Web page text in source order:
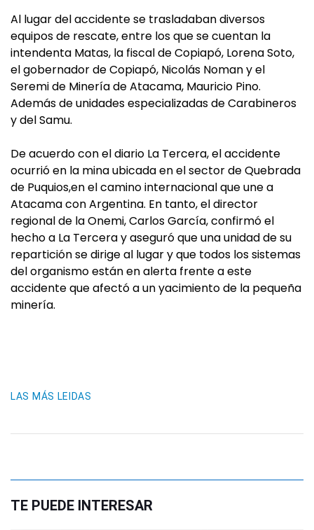
Al lugar del accidente se trasladaban diversos
equipos de rescate, entre los que se cuentan la
intendenta Matas, la fiscal de Copiapó, Lorena Soto,
el gobernador de Copiapó, Nicolás Noman y el
Seremi de Minería de Atacama, Mauricio Pino.
Además de unidades especializadas de Carabineros
y del Samu.
De acuerdo con el diario La Tercera, el accidente
ocurrió en la mina ubicada en el sector de Quebrada
de Puquios,en el camino internacional que une a
Atacama con Argentina. En tanto, el director
regional de la Onemi, Carlos García, confirmó el
hecho a La Tercera y aseguró que una unidad de su
repartición se dirige al lugar y que todos los sistemas
del organismo están en alerta frente a este
accidente que afectó a un yacimiento de la pequeña
minería.
LAS MÁS LEIDAS
TE PUEDE INTERESAR